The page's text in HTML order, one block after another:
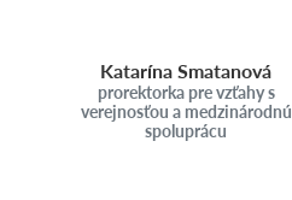
Katarína Smatanová
prorektorka pre vzťahy s
verejnosťou a medzinárodnú
spoluprácu